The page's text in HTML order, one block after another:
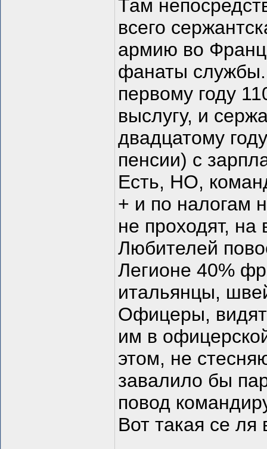
Там
всего
армию во
фанаты службы.
первому году
выслугу, и
двадцатому
пенсии) с
Есть, НО,
+ и по налогам
не проходят, на
Любителей
Легионе 40%
итальянцы,
Офицеры, видят
им в
этом, не
завалило бы
повод
Вот такая се ля